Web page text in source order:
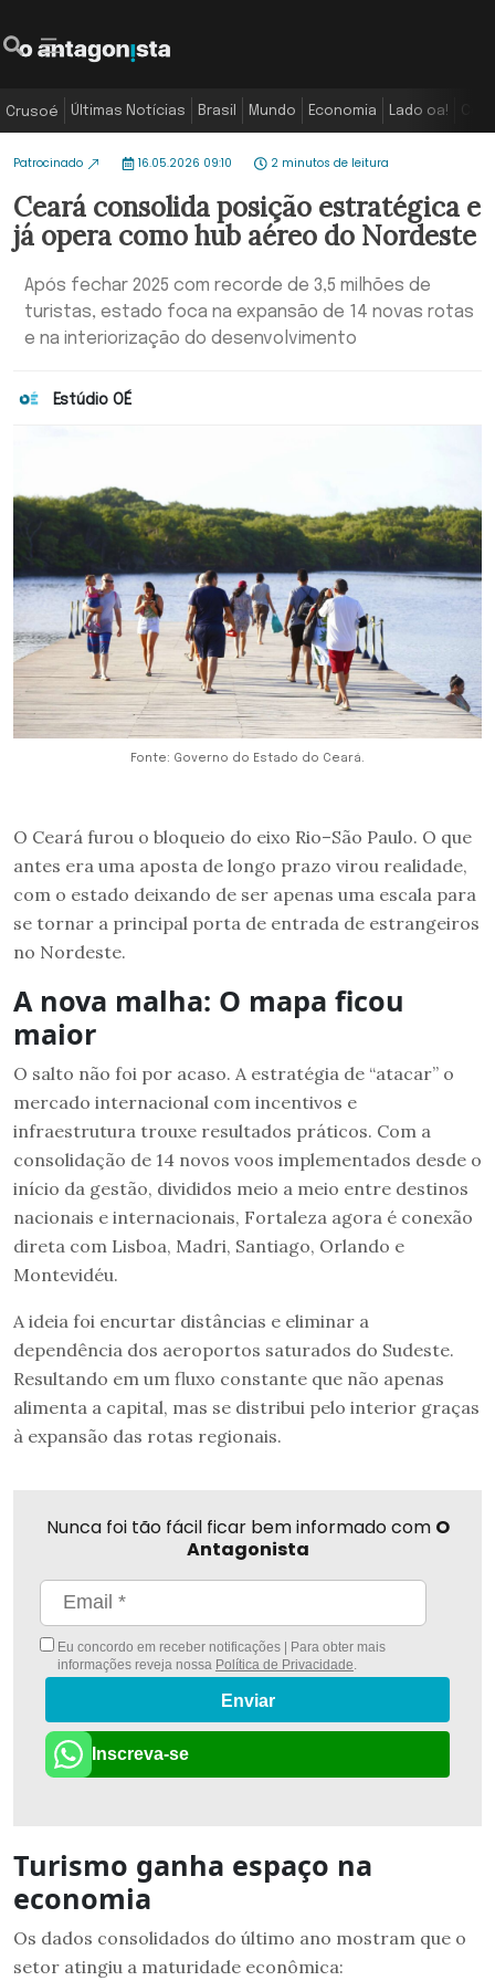
Crusoé Últimas Notícias Brasil Mundo Economia Lado oa!
Patrocinado 16.05.2026 09:10 2 minutos de leitura
Ceará consolida posição estratégica e
já opera como hub aéreo do Nordeste
Após fechar 2025 com recorde de 3,5 milhões de
turistas, estado foca na expansão de 14 novas rotas
e na interiorização do desenvolvimento
Estúdio OÉ
Fonte: Governo do Estado do Ceará.
O Ceará furou o bloqueio do eixo Rio–São Paulo. O que
antes era uma aposta de longo prazo virou realidade,
com o estado deixando de ser apenas uma escala para
se tornar a principal porta de entrada de estrangeiros
no Nordeste.
A nova malha: O mapa ficou
maior
O salto não foi por acaso. A estratégia de “atacar” o
mercado internacional com incentivos e
infraestrutura trouxe resultados práticos. Com a
consolidação de 14 novos voos implementados desde o
início da gestão, divididos meio a meio entre destinos
nacionais e internacionais, Fortaleza agora é conexão
direta com Lisboa, Madri, Santiago, Orlando e
Montevidéu.
A ideia foi encurtar distâncias e eliminar a
dependência dos aeroportos saturados do Sudeste.
Resultando em um fluxo constante que não apenas
alimenta a capital, mas se distribui pelo interior graças
à expansão das rotas regionais.
Nunca foi tão fácil ficar bem informado com O
Antagonista
Eu concordo em receber notificações | Para obter mais
informações reveja nossa Política de Privacidade
Enviar
Inscreva-se
Turismo ganha espaço na
economia
Os dados consolidados do último ano mostram que o
setor atingiu a maturidade econômica: